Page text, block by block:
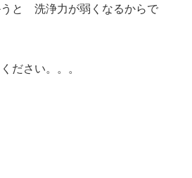
うと 洗浄力が弱くなるからで
ださい。。。